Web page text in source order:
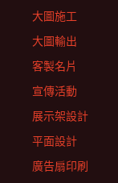
大圖施工
大圖輸出
客製名片
宣傳活動
展示架設計
平面設計
廣告扇印刷